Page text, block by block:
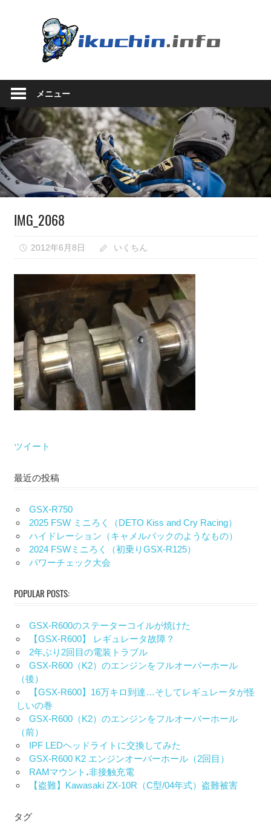
プ
ち
ん
ち
ブ
ロ
グ
（モ
ト
ロ
で
メニュー
IMG_2068
2012年6月8日 いくちん
ツイート
最近の投稿
GSX-R750
2025 FSW ミニろく（DETO Kiss and Cry Racing）
ハイドレーション（キャメルバックのようなもの）
2024 FSWミニろく（初乗りGSX-R125）
パワーチェック大会
POPULAR POSTS:
GSX-R600のステーターコイルが焼けた
【GSX-R600】 レギュレータ故障？
2年ぶり2回目の電装トラブル
GSX-R600（K2）のエンジンをフルオーバーホール
（後）
【GSX-R600】16万キロ到達…そしてレギュレータが怪
しいの巻
GSX-R600（K2）のエンジンをフルオーバーホール
（前）
IPF LEDヘッドライトに交換してみた
GSX-R600 K2 エンジンオーバーホール（2回目）
RAMマウント₊非接触充電
【盗難】Kawasaki ZX-10R（C型/04年式）盗難被害
タグ